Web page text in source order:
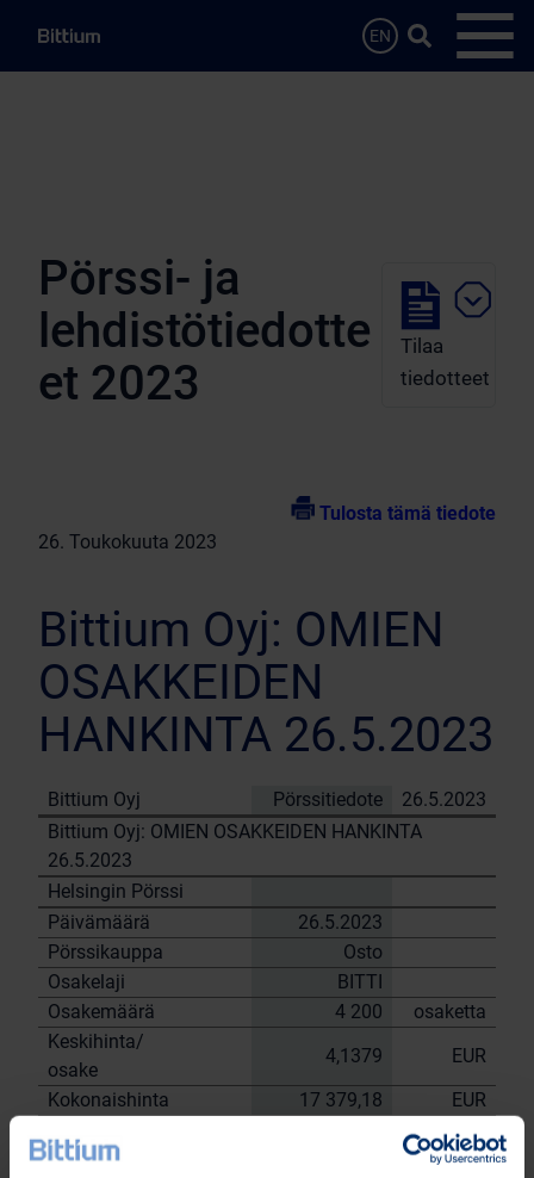
EN
Hae…
Avaa
Pörssi- ja
lehdistötiedotte
et 2023
Tilaa
tiedotteet
Tulosta tämä tiedote
26. Toukokuuta 2023
Bittium Oyj: OMIEN
OSAKKEIDEN
HANKINTA 26.5.2023
Bittium Oyj Pörssitiedote
26.5.2023
Bittium Oyj: OMIEN OSAKKEIDEN HANKINTA
26.5.2023
Helsingin Pörssi
Päivämäärä
26.5.2023
Pörssikauppa
Osto
Osakelaji
BITTI
Osakemäärä
4 200
osaketta
Keskihinta/
osake
4,1379
EUR
Kokonaishinta
17 379,18
EUR
26.5.2023